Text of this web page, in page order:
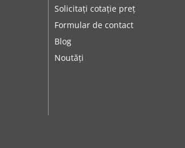
Solicitați cotație preț
Formular de contact
Blog
Noutăți